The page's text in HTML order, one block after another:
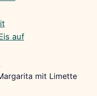
mit Limette